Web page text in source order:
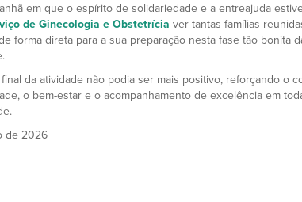
em que o espírito de solidariedade e a entreajuda
de Ginecologia e Obstetrícia ver tantas famílias
forma direta para a sua preparação nesta fase tão bonita
da atividade não podia ser mais positivo, reforçando o
o bem-estar e o acompanhamento de excelência em
de 2026